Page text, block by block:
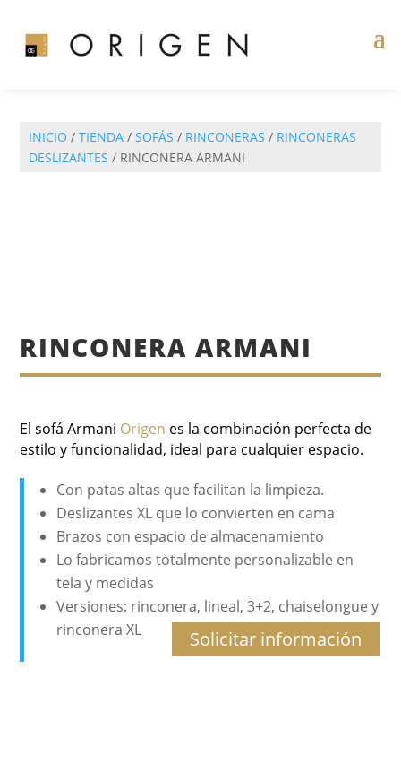
INICIO /TIENDA /SOFÁS / RINCONERAS / RINCONERAS
DESLIZANTES / RINCONERA ARMANI
RINCONERA ARMANI
El sofá Armani Origen es la combinación perfecta de
estilo y funcionalidad, ideal para cualquier espacio.
Con patas altas que facilitan la limpieza.
Deslizantes XL que lo convierten en cama
Brazos con espacio de almacenamiento
Lo fabricamos totalmente personalizable en
tela y medidas
Versiones: rinconera, lineal, 3+2, chaiselongue y
rinconera XL
Solicitar información